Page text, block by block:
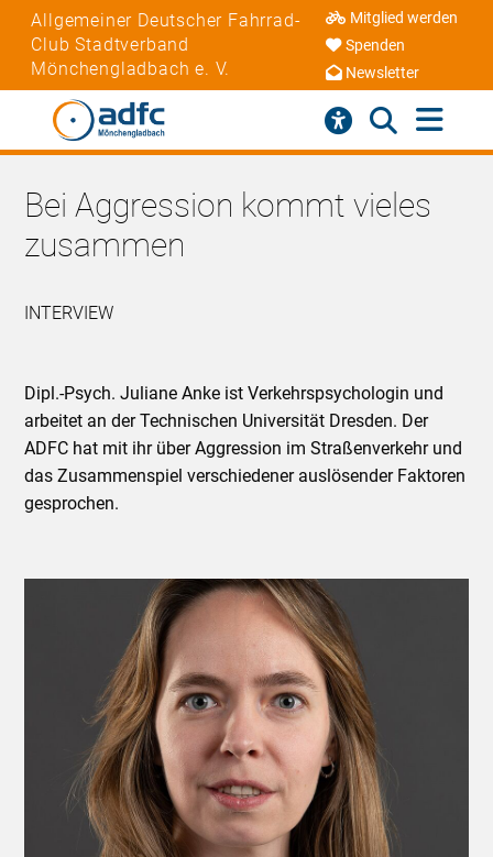
Allgemeiner Deutscher Fahrrad-
Club Stadtverband
Mönchengladbach e. V.
Mitglied werden
Spenden
Newsletter
Bei Aggression kommt vieles
zusammen
INTERVIEW
Dipl.-Psych. Juliane Anke ist Verkehrspsychologin und
arbeitet an der Technischen Universität Dresden. Der
ADFC hat mit ihr über Aggression im Straßenverkehr und
das Zusammenspiel verschiedener auslösender Faktoren
gesprochen.